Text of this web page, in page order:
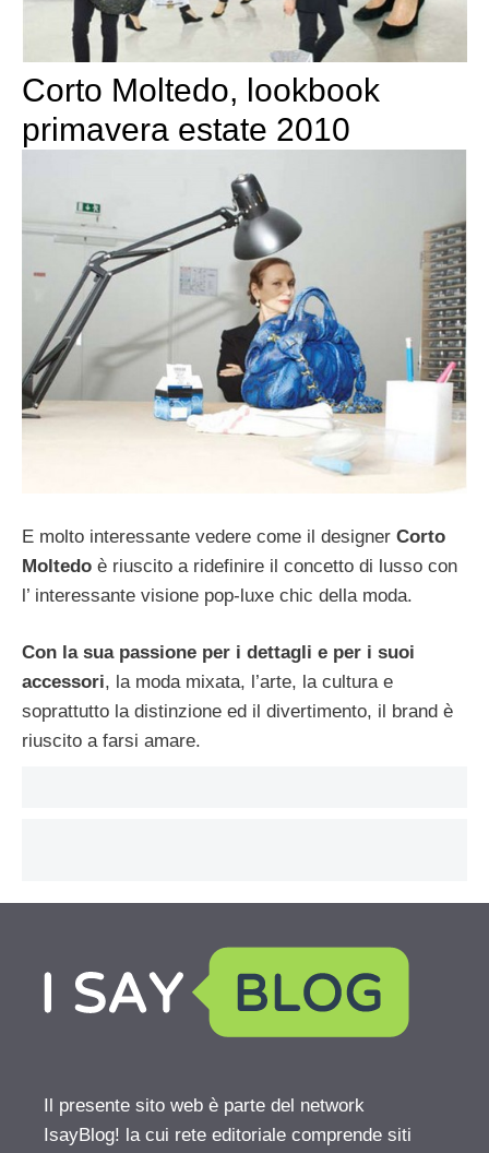
Corto Moltedo, lookbook
primavera estate 2010
E molto interessante vedere come il designer Corto
Moltedo è riuscito a ridefinire il concetto di lusso con
l’ interessante visione pop-luxe chic della moda.
Con la sua passione per i dettagli e per i suoi
accessori, la moda mixata, l’arte, la cultura e
soprattutto la distinzione ed il divertimento, il brand è
riuscito a farsi amare.
Il presente sito web è parte del network
IsayBlog! la cui rete editoriale comprende siti